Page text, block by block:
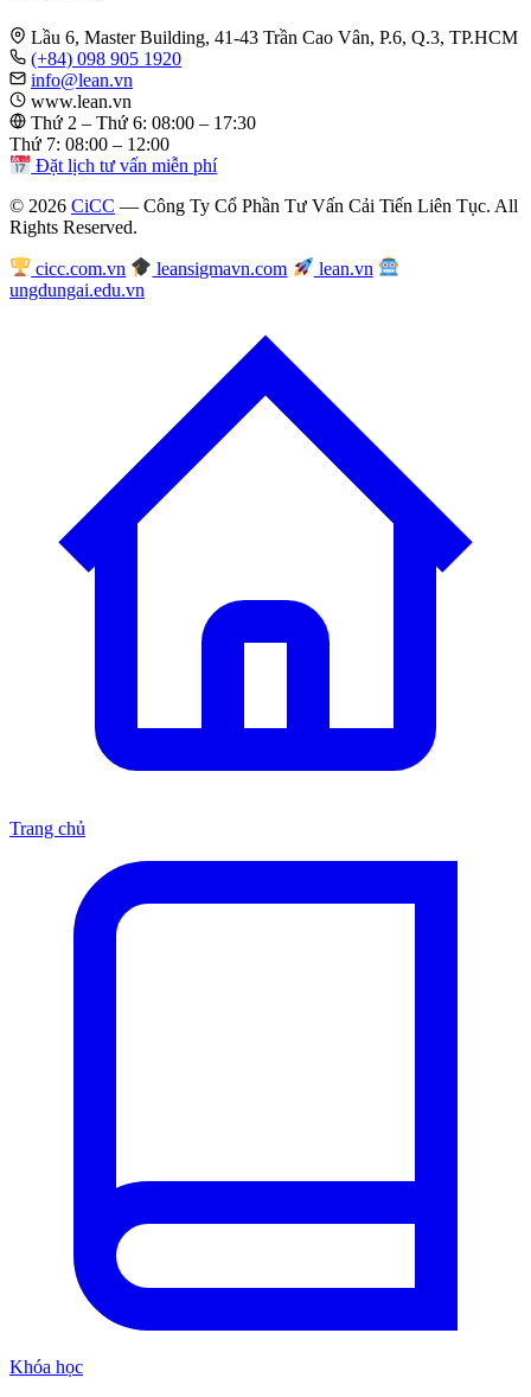
Lầu 6, Master Building, 41-43 Trần Cao Vân, P.6, Q.3, TP.HCM
(+84) 098 905 1920
info@lean.vn
www.lean.vn
Thứ 2 – Thứ 6: 08:00 – 17:30
Thứ 7: 08:00 – 12:00
Đặt lịch tư vấn miễn phí
© 2026 CiCC — Công Ty Cổ Phần Tư Vấn Cải Tiến Liên Tục. All
Rights Reserved.
cicc.com.vn leansigmavn.com
lean.vn
ungdungai.edu.vn
Trang chủ
Khóa học